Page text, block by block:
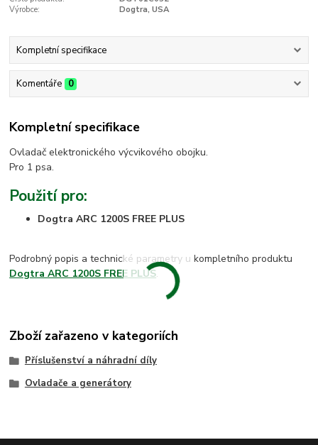
Výrobce:
Dogtra, USA
Kompletní specifikace
Komentáře 0
Kompletní specifikace
Ovladač elektronického výcvikového obojku.
Pro 1 psa.
Použití pro:
Dogtra ARC 1200S FREE PLUS
Podrobný popis a technické parametry u kompletního produktu
Dogtra ARC 1200S FREE PLUS.
Zboží zařazeno v kategoriích
Příslušenství a náhradní díly
Ovladače a generátory